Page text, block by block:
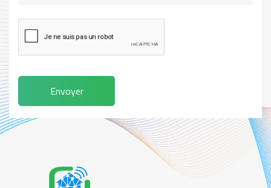
Envoyer